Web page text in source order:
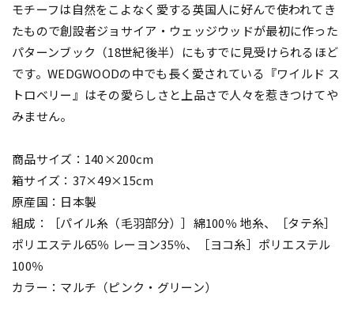
モチーフは自然をこよなく愛する英国人に好んで使われてき
たもので創設者ジョサイア・ウェッジウッドが最初に作った
パターンブック（18世紀後半）にもすでに見受けられるほど
です。WEDGWOODの中でも長く愛されている『ワイルド ス
トロベリー』はその愛らしさと上品さで人々を惹きつけてや
みません。
商品サイズ：140×200cm
箱サイズ：37×49×15cm
原産国：日本製
組成：［パイル糸（毛羽部分）］綿100％ 地糸、［タテ糸］
ポリエステル65％ レーヨン35％、［ヨコ糸］ポリエステル
100％
カラー：マルチ（ピンク・グリーン）